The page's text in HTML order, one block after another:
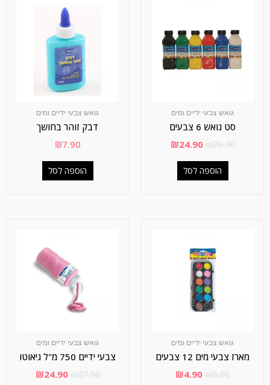
גואש צבעי ידיים ומים
סט גואש 6 צבעים
₪24.90
הוספה לסל
גואש צבעי ידיים ומים
מארז צבעי מים 12 צבעים
₪4.90
גואש צבעי ידיים ומים
צבעי ידיים 750 מ"ל גיאוטו
₪24.90
גואש צבעי ידיים ומים
דבק זוהר בחושך
₪7.90
הוספה לסל